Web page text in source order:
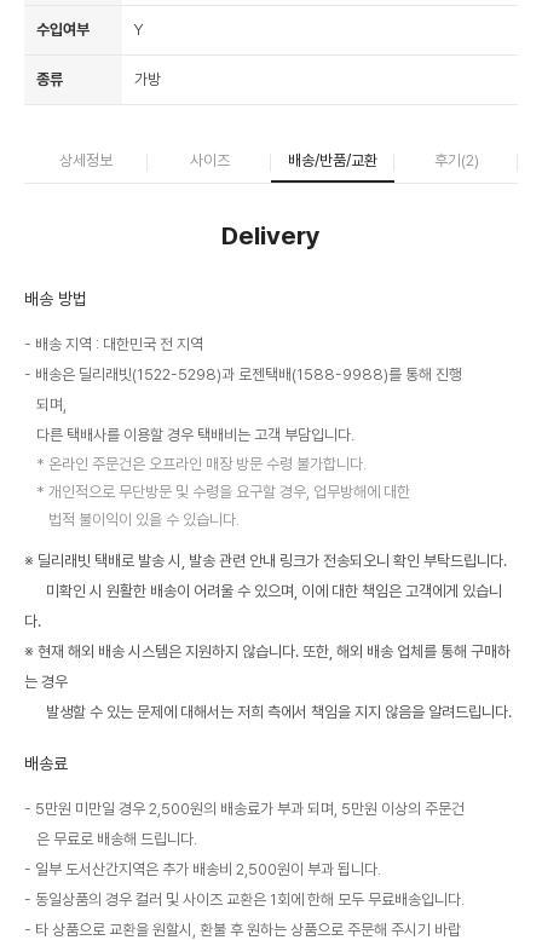
수입여부 Y
종류 가방
상세정보 사이즈 배송/반품/교환 후기(2)
Delivery
배송 방법
배송 지역 : 대한민국 전 지역
배송은 딜리래빗(1522-5298)과 로젠택배(1588-9988)를 통해 진행
되며,
다른 택배사를 이용할 경우 택배비는 고객 부담입니다.
온라인 주문건은 오프라인 매장 방문 수령 불가합니다.
개인적으로 무단방문 및 수령을 요구할 경우, 업무방해에 대한
법적 불이익이 있을 수 있습니다.
※ 딜리래빗 택배로 발송 시, 발송 관련 안내 링크가 전송되오니 확인 부탁드립니다.
미확인 시 원활한 배송이 어려울 수 있으며, 이에 대한 책임은 고객에게 있습니
다.
※ 현재 해외 배송 시스템은 지원하지 않습니다. 또한, 해외 배송 업체를 통해 구매하
는 경우
발생할 수 있는 문제에 대해서는 저희 측에서 책임을 지지 않음을 알려드립니다.
배송료
5만원 미만일 경우 2,500원의 배송료가 부과 되며, 5만원 이상의 주문건
은 무료로 배송해 드립니다.
일부 도서산간지역은 추가 배송비 2,500원이 부과 됩니다.
동일상품의 경우 컬러 및 사이즈 교환은 1회에 한해 모두 무료배송입니다.
타 상품으로 교환을 원할시, 환불 후 원하는 상품으로 주문해 주시기 바랍